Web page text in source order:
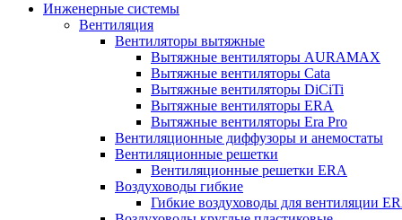
Инженерные системы
Вентиляция
Вентиляторы вытяжные
Вытяжные вентиляторы AURAMAX
Вытяжные вентиляторы Cata
Вытяжные вентиляторы DiCiTi
Вытяжные вентиляторы ERA
Вытяжные вентиляторы Era Pro
Вентиляционные диффузоры и анемостаты
Вентиляционные решетки
Вентиляционные решетки ERA
Воздуховоды гибкие
Гибкие воздуховоды для вентиляции